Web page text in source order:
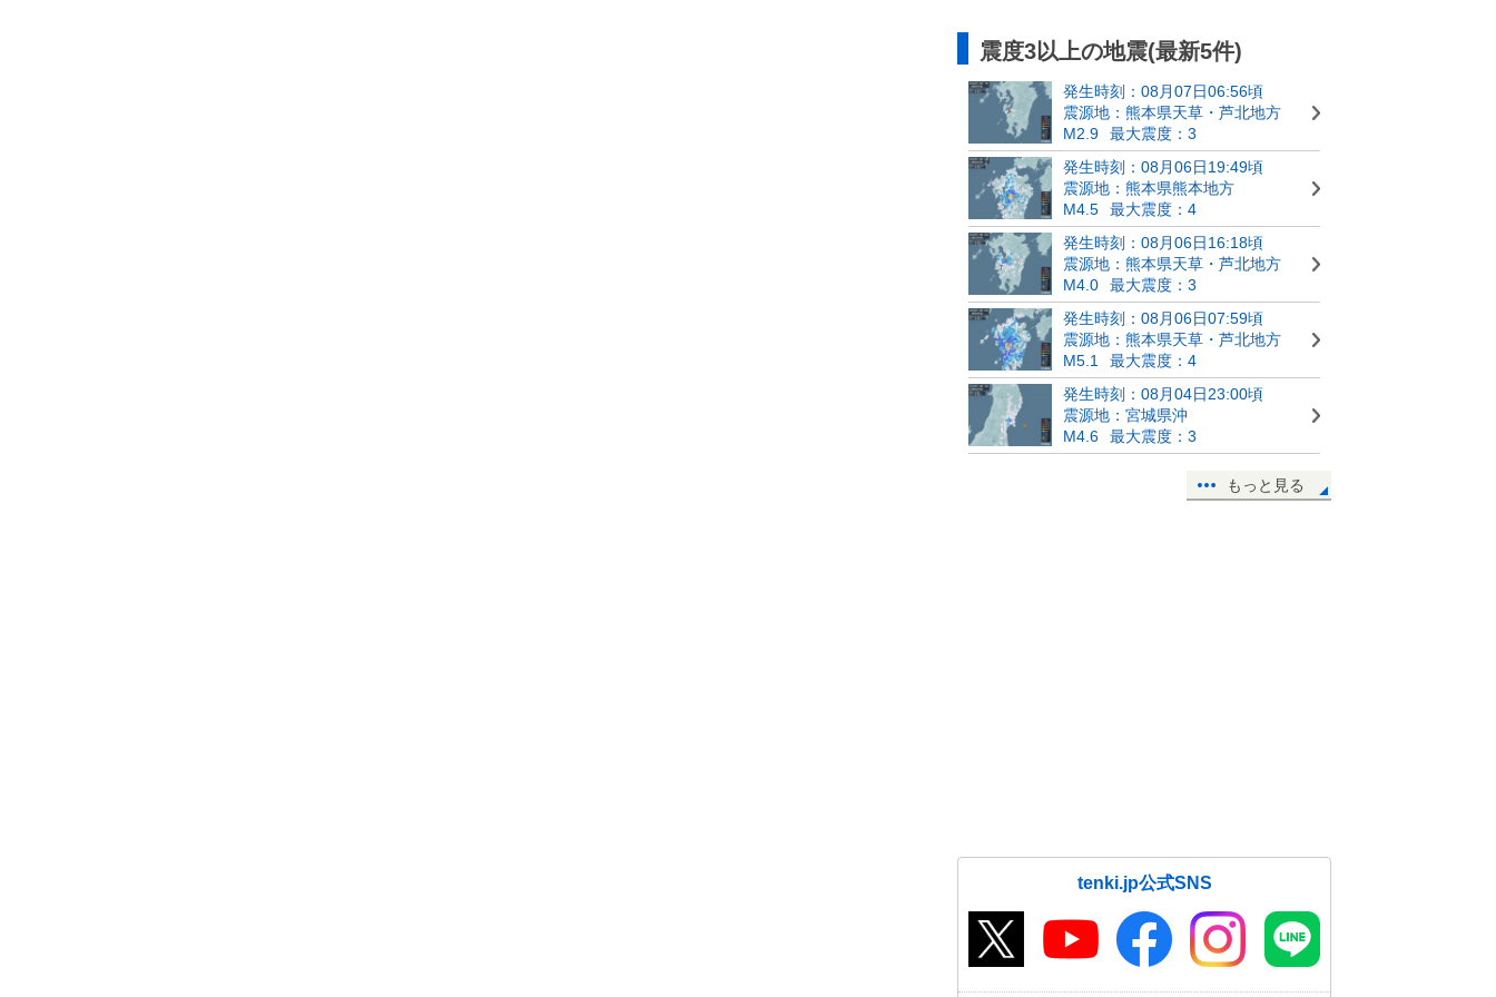
震度3以上の地震(最新5件)
発生時刻：08月07日06:56頃
震源地：熊本県天草・芦北地方
M2.9
最大震度：3
発生時刻：08月06日19:49頃
震源地：熊本県熊本地方
M4.5
最大震度：4
発生時刻：08月06日16:18頃
震源地：熊本県天草・芦北地方
M4.0
最大震度：3
発生時刻：08月06日07:59頃
震源地：熊本県天草・芦北地方
M5.1
最大震度：4
発生時刻：08月04日23:00頃
震源地：宮城県沖
M4.6
最大震度：3
もっと見る
tenki.jp公式SNS